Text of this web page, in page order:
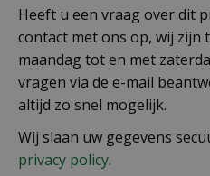
Heeft u een vraag over dit
contact met ons op, wij zijn
maandag tot en met
vragen via de e-mail
altijd zo snel mogelijk.
Wij slaan uw gegevens
privacy policy.